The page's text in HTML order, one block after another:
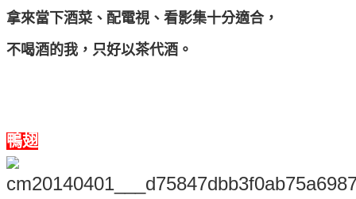
拿來當下酒菜、配電視、看影集十分適合，
不喝酒的我，只好以茶代酒。
鴨翅